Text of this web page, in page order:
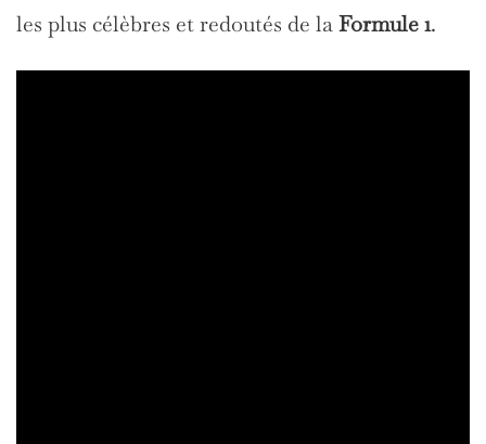
les plus célèbres et redoutés de laFormule 1.